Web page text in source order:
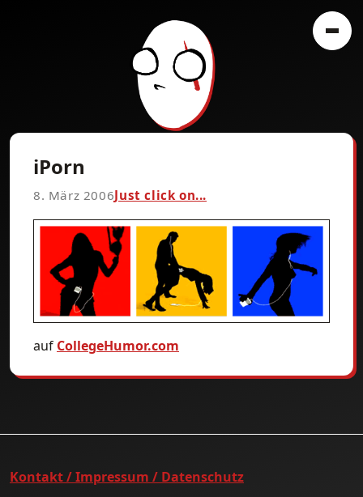
iPorn
8. März 2006Just click on...
auf CollegeHumor.com
Kontakt / Impressum / Datenschutz